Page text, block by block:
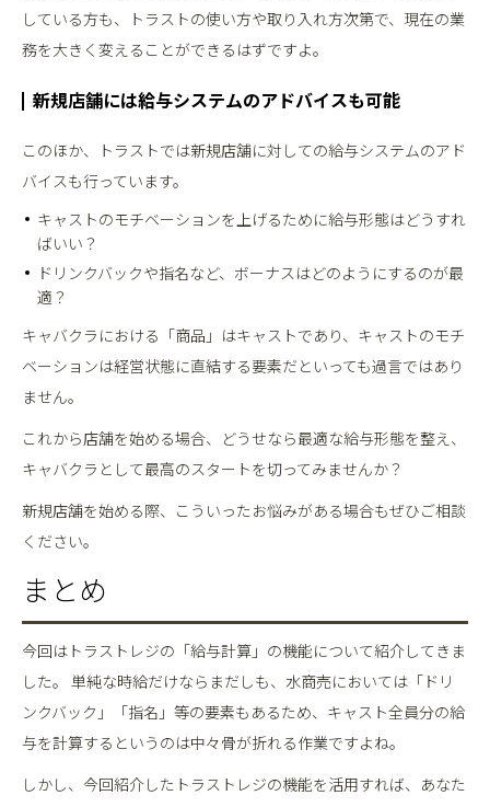
している方も、トラストの使い方や取り入れ方次第で、現在の業
務を大きく変えることができるはずですよ。
新規店舗には給与システムのアドバイスも可能
このほか、トラストでは新規店舗に対しての給与システムのアド
バイスも行っています。
キャストのモチベーションを上げるために給与形態はどうすれ
ばいい？
ドリンクバックや指名など、ボーナスはどのようにするのが最
適？
キャバクラにおける「商品」はキャストであり、キャストのモチ
ベーションは経営状態に直結する要素だといっても過言ではあり
ません。
これから店舗を始める場合、どうせなら最適な給与形態を整え、
キャバクラとして最高のスタートを切ってみませんか？
新規店舗を始める際、こういったお悩みがある場合もぜひご相談
ください。
まとめ
今回はトラストレジの「給与計算」の機能について紹介してきま
した。 単純な時給だけならまだしも、水商売においては「ドリ
ンクバック」「指名」等の要素もあるため、キャスト全員分の給
与を計算するというのは中々骨が折れる作業ですよね。
しかし、今回紹介したトラストレジの機能を活用すれば、あなた